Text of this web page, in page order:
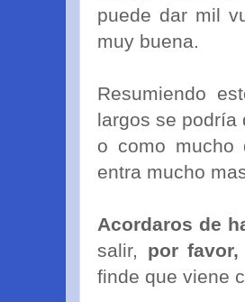
puede dar mil
muy buena.
Resumiendo
largos se podría
o como mucho
entra mucho
Acordaros de
salir, por favor,
finde que viene